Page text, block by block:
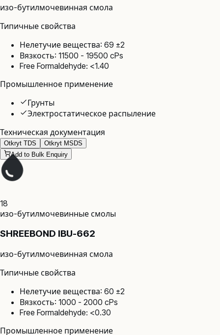
изо-бутилмочевинная смола
Типичные свойства
Нелетучие вещества: 69 ±2
Вязкость: 11500 - 19500 cPs
Free Formaldehyde: <1.40
Промышленное применение
Грунты
Электростатическое распыление
Техническая документация
Otkryt TDS
Otkryt MSDS
Add to Bulk Enquiry
18
изо-бутилмочевинные смолы
SHREEBOND IBU-662
изо-бутилмочевинная смола
Типичные свойства
Нелетучие вещества: 60 ±2
Вязкость: 1000 - 2000 cPs
Free Formaldehyde: <0.30
Промышленное применение